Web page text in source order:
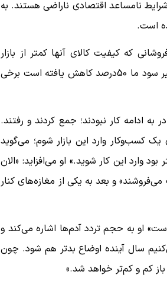
نامساعد اقتصادی ناراضی هستند. به
که کیفیت کالای آنها کمتر از بازار
جعفری است. به همین دلیل آنجا اوضاع بدتر است. بازاری‌ها می‌گویند در شش ماه اخیر سود ما 50درصد کاهش یافته است برخی
ادامه کار نبودند؛ جمع کردند و رفتند.
کسب‌وکار وارد این بازار شوم؛ می‌گوید
وارد این کار شوید.» او می‌افزاید: «الان
و بعد به یکی از مغازه‌های کنار
او به حجم تردد آدم‌ها اشاره می‌کند و
ولی پیش‌بینی می‌کنیم سال آینده اوضاع بدتر هم شود. چون
کم و کم‌تر خواهد شد.»